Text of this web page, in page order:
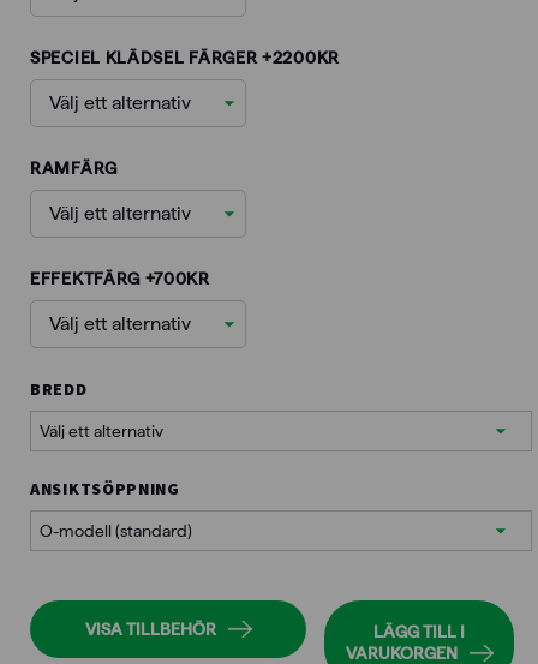
48.228,00kr
SPECIEL KLÄDSEL FÄRGER +2200KR
RAMFÄRG
EFFEKTFÄRG +700KR
BREDD
ANSIKTSÖPPNING
VISA TILLBEHÖR
LÄGG TILL I
VARUKORGEN